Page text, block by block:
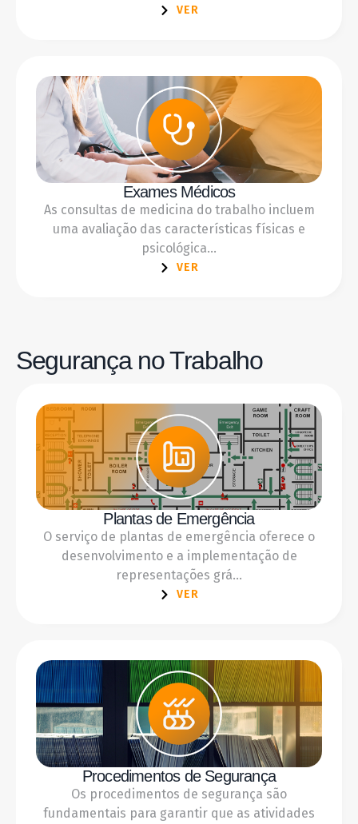
VER
Exames Médicos
As consultas de medicina do trabalho incluem
uma avaliação das características físicas e
psicológica...
VER
Segurança no Trabalho
Plantas de Emergência
O serviço de plantas de emergência oferece o
desenvolvimento e a implementação de
representações grá...
VER
Procedimentos de Segurança
Os procedimentos de segurança são
fundamentais para garantir que as atividades